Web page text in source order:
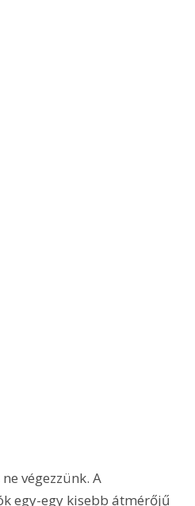
végezzünk. A
egy-egy kisebb átmérőjű